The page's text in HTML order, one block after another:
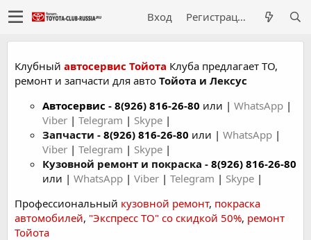
Вход Регистрация
Клубный автосервис Тойота Клуба предлагает ТО,
ремонт и запчасти для авто Тойота и Лексус
Автосервис - 8(926) 816-26-80 или | WhatsApp |
Viber | Telegram | Skype |
Запчасти - 8(926) 816-26-80 или | WhatsApp |
Viber | Telegram | Skype |
Кузовной ремонт и покраска - 8(926) 816-26-80
или | WhatsApp | Viber | Telegram | Skype |
Профессиональный кузовной ремонт, покраска
автомобилей, "Экспресс ТО" со скидкой 50%, ремонт
Тойота